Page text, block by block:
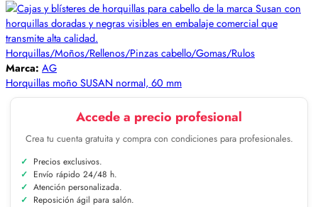
Horquillas/Moños/Rellenos/Pinzas cabello/Gomas/Rulos
Marca: AG
Horquillas moño SUSAN normal, 60 mm
Accede a precio profesional
Crea tu cuenta gratuita y compra con condiciones para profesionales.
Precios exclusivos.
Envío rápido 24/48 h.
Atención personalizada.
Reposición ágil para salón.